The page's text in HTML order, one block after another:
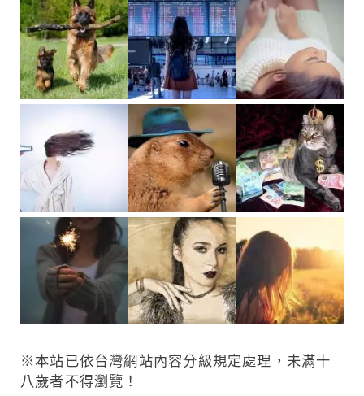
※本站已依台灣網站內容分級規定處理，未滿十
八歲者不得瀏覽！